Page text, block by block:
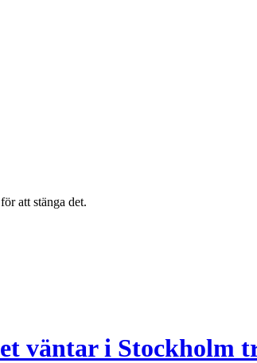
för att stänga det.
väntar i Stockholm